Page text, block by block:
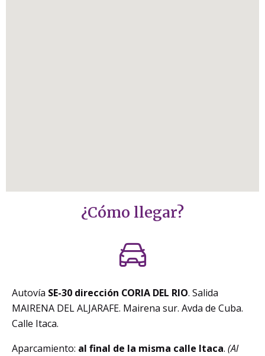
¿Cómo llegar?
Autovía SE-30 dirección CORIA DEL RIO. Salida
MAIRENA DEL ALJARAFE. Mairena sur. Avda de Cuba.
Calle Itaca.
Aparcamiento: al final de la misma calle Itaca. (Al